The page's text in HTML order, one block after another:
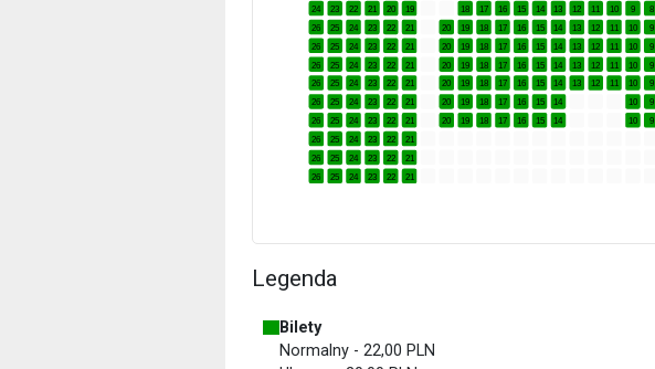
24
23 22 21 20 19 18 17 16 15 14 13 12 11 10 9 8
26
25 24 23 22 21 20 19 18 17 16 15 14 13 12 11 10 9
26
25 24 23 22 21 20 19 18 17 16 15 14 13 12 11 10 9
26 25 24 23 22 21 20 19 18 17 16 15 14 13 12 11 10 9
26 25 24 23 22 21 20 19 18 17 16 15 14 13 12 11 10 9
26
25 24 23 22 21 20 19 18 17 16 15 14 10 9
26
25 24 23 22 21 20 19 18 17 16 15 14 10 9
26 25 24 23 22 21
26 25 24 23 22 21
26
25 24 23 22 21
Legenda
Bilety
Normalny - 22,00 PLN